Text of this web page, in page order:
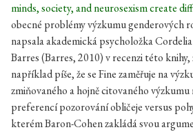
minds, society, and neurosexism create
obecné problémy výzkumu genderových
napsala akademická psycholožka
Barres (Barres, 2010) v recenzi této
například píše, že se Fine zaměřuje na
zmiňovaného a hojně citovaného
preferencí pozorování obličeje versus
kterém Baron-Cohen zakládá svou